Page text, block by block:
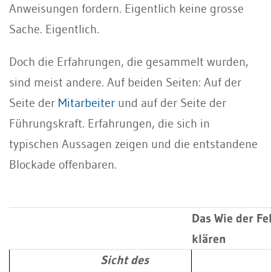
Anweisungen fordern. Eigentlich keine grosse
Sache. Eigentlich.
Doch die Erfahrungen, die gesammelt wurden,
sind meist andere. Auf beiden Seiten: Auf der
Seite der Mitarbeiter und auf der Seite der
Führungskraft. Erfahrungen, die sich in
typischen Aussagen zeigen und die entstandene
Blockade offenbaren.
Das Wie der
klären
Sicht des